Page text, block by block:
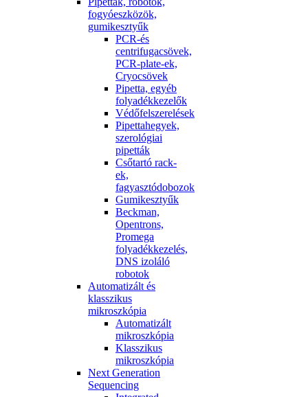
fogyóeszközök,
gumikesztyűk
PCR-és
centrifugacsövek,
PCR-plate-ek,
Cryocsövek
Pipetta, egyéb
folyadékkezelők
Védőfelszerelések
Pipettahegyek,
szerológiai
pipetták
Csőtartó rack-
ek,
fagyasztódobozok
Gumikesztyűk
Beckman,
Opentrons,
Promega
folyadékkezelés,
DNS izoláló
robotok
Automatizált és
klasszikus
mikroszkópia
Automatizált
mikroszkópia
Klasszikus
mikroszkópia
Next Generation
Sequencing